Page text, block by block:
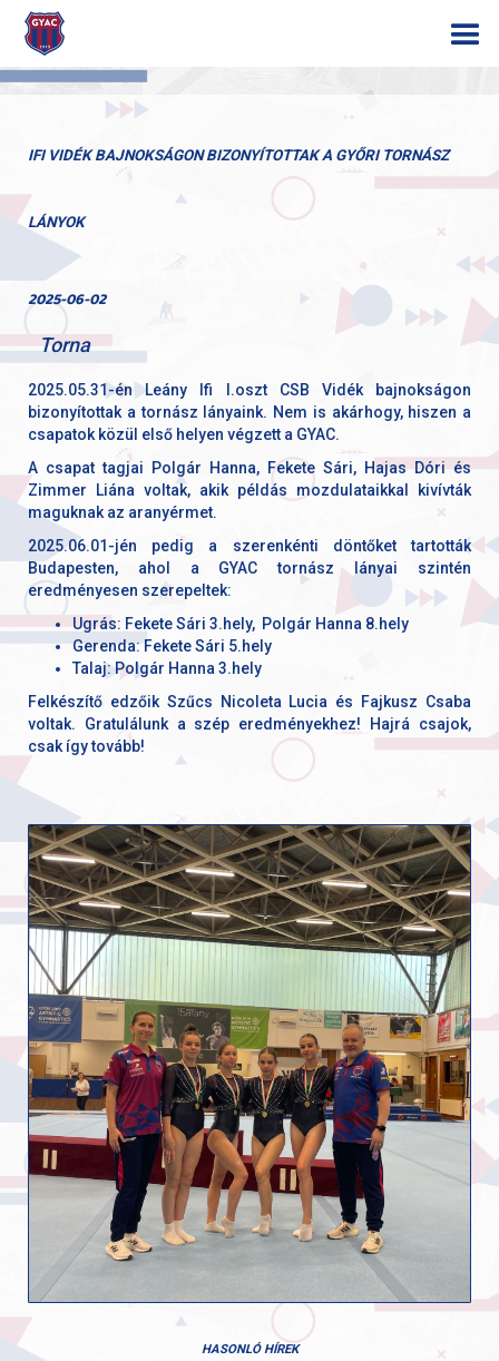
IFI VIDÉK BAJNOKSÁGON BIZONYÍTOTTAK A GYŐRI TORNÁSZ
LÁNYOK
2025-06-02
Torna
2025.05.31-én Leány Ifi I.oszt CSB Vidék bajnokságon
bizonyítottak a tornász lányaink. Nem is akárhogy, hiszen a
csapatok közül első helyen végzett a GYAC.
A csapat tagjai Polgár Hanna, Fekete Sári, Hajas Dóri és
Zimmer Liána voltak, akik példás mozdulataikkal kivívták
maguknak az aranyérmet.
2025.06.01-jén pedig a szerenkénti döntőket tartották
Budapesten, ahol a GYAC tornász lányai szintén
eredményesen szerepeltek:
Ugrás: Fekete Sári 3.hely, Polgár Hanna 8.hely
Gerenda: Fekete Sári 5.hely
Talaj: Polgár Hanna 3.hely
Felkészítő edzőik Szűcs Nicoleta Lucia és Fajkusz Csaba
voltak. Gratulálunk a szép eredményekhez! Hajrá csajok,
csak így tovább!
HASONLÓ HÍREK